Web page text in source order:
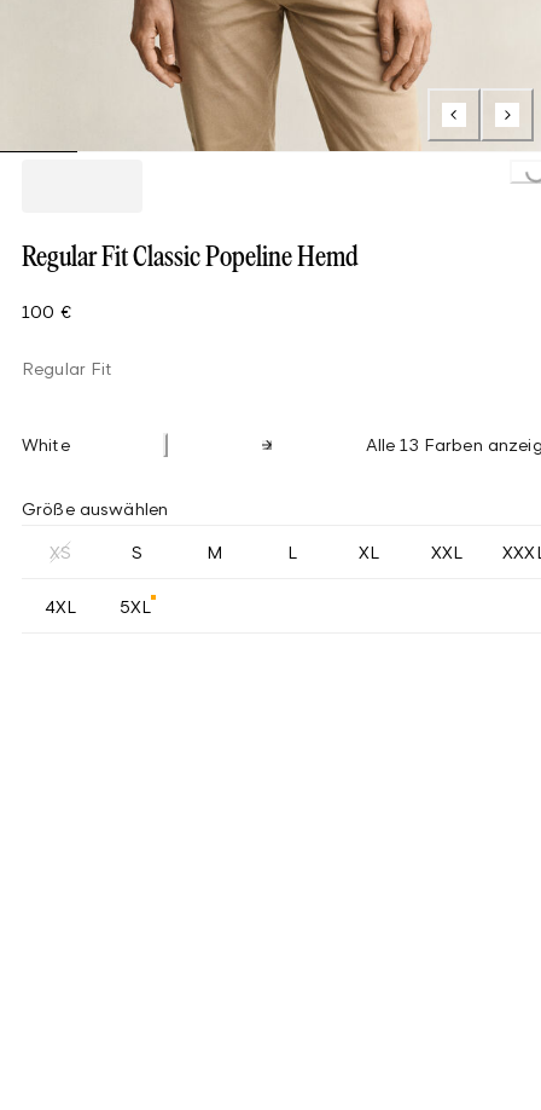
Loading...
Regular Fit Classic Popeline Hemd
100 €
Regular Fit
White Alle 13 Farben
Größe auswählen
XS S M L XL XXL
4XL 5XL